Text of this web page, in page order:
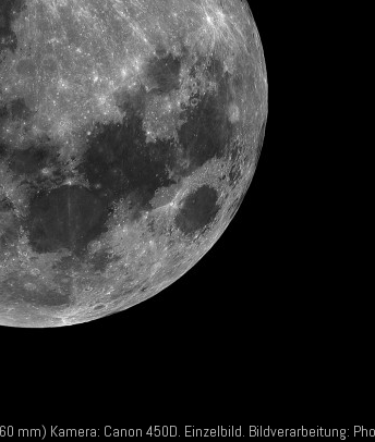
mm) Kamera: Canon 450D. Einzelbild. Bildverarbeitung: